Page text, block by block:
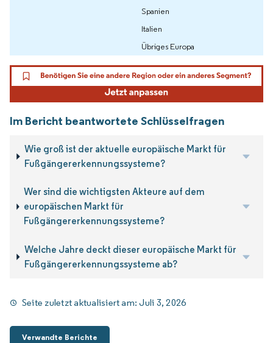
Spanien
Italien
Übriges Europa
Im Bericht beantwortete Schlüsselfragen
Wie groß ist der aktuelle europäische Markt für
Fußgängererkennungssysteme?
Wer sind die wichtigsten Akteure auf dem
europäischen Markt für
Fußgängererkennungssysteme?
Welche Jahre deckt dieser europäische Markt für
Fußgängererkennungssysteme ab?
Seite zuletzt aktualisiert am:Juli 3, 2026
Verwandte Berichte